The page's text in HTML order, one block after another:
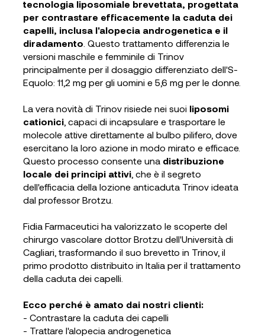
tecnologia liposomiale brevettata, progettata
per contrastare efficacemente la caduta dei
capelli, inclusa l'alopecia androgenetica e il
diradamento . Questo trattamento differenzia le
versioni maschile e femminile di Trinov
principalmente per il dosaggio differenziato dell'S-
Equolo: 11,2 mg per gli uomini e 5,6 mg per le donne.
La vera novità di Trinov risiede nei suoi liposomi
cationici, capaci di incapsulare e trasportare le
molecole attive direttamente al bulbo pilifero, dove
esercitano la loro azione in modo mirato e efficace.
Questo processo consente una distribuzione
locale dei principi attivi, che è il segreto
dell'efficacia della lozione anticaduta Trinov ideata
dal professor Brotzu.
Fidia Farmaceutici ha valorizzato le scoperte del
chirurgo vascolare dottor Brotzu dell'Università di
Cagliari, trasformando il suo brevetto in Trinov, il
primo prodotto distribuito in Italia per il trattamento
della caduta dei capelli.
Ecco perché è amato dai nostri clienti:
- Contrastare la caduta dei capelli
- Trattare l'alopecia androgenetica